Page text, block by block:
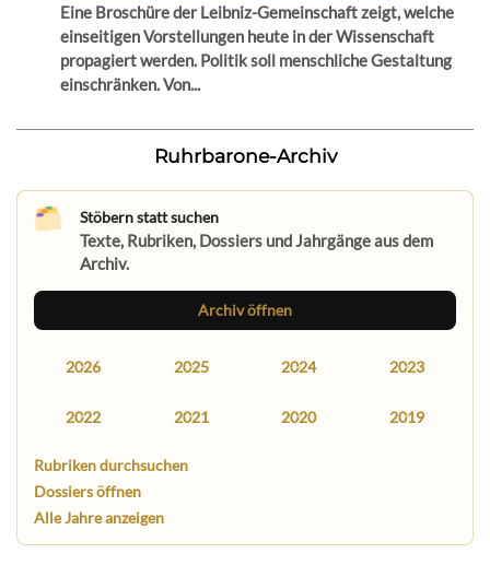
Eine Broschüre der Leibniz-Gemeinschaft zeigt, welche
einseitigen Vorstellungen heute in der Wissenschaft
propagiert werden. Politik soll menschliche Gestaltung
einschränken. Von...
Ruhrbarone-Archiv
Stöbern statt suchen
Texte, Rubriken, Dossiers und Jahrgänge aus dem
Archiv.
Archiv öffnen
2026 2025 2024 2023
2022 2021 2020 2019
Rubriken durchsuchen
Dossiers öffnen
Alle Jahre anzeigen